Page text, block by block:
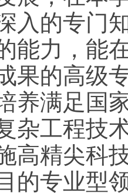
入的专门
能力，能
果的高级
养满足国
杂工程技
高精尖科
的专业型